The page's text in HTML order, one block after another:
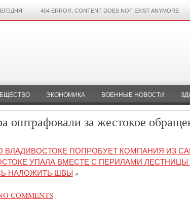
404 ERROR, CONTENT DOES NOT EXIST ANYMORE
ЭКОНОМИКА ВОЕННЫЕ НОВОСТИ
оштрафовали за жестокое
ВЛАДИВОСТОКЕ ПОПРОБУЕТ КОМПАНИЯ ИЗ
УПАЛА ВМЕСТЕ С ПЕРИЛАМИ ЛЕСТНИЦЫ
НАЛОЖИТЬ ШВЫ »
COMMENTS